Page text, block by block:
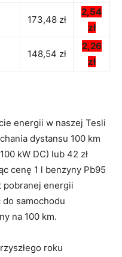
173,48 zł
2,54
zł
148,54 zł
2,26
zł
energii w naszej Tesli
dystansu 100 km
kW DC) lub 42 zł
cenę 1 l benzyny Pb95
pobranej energii
samochodu
na 100 km.
roku